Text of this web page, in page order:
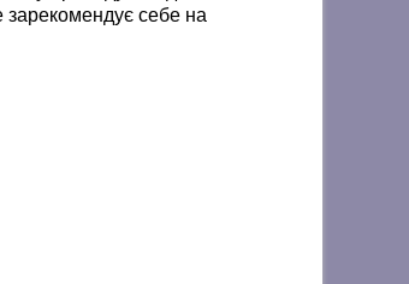
зарекомендує себе на